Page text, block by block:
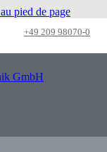
pied de page
+49 209 98070-0